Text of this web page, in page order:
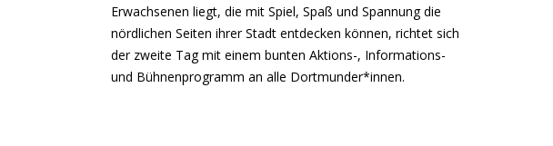
Erwachsenen liegt, die mit Spiel, Spaß und Spannung die
nördlichen Seiten ihrer Stadt entdecken können, richtet sich
der zweite Tag mit einem bunten Aktions-, Informations-
und Bühnenprogramm an alle Dortmunder*innen.